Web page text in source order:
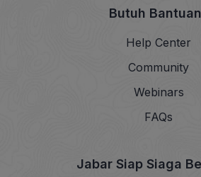
Butuh
Help Center
Community
Webinars
FAQs
Jabar Siap Siaga